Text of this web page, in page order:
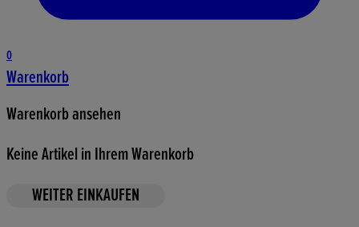
0
Warenkorb
Warenkorb ansehen
Keine Artikel in Ihrem Warenkorb
WEITER EINKAUFEN